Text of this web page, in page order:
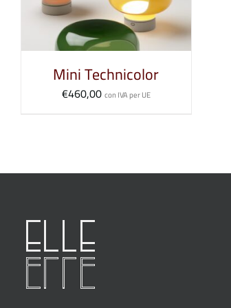
Mini Technicolor
€460,00 con IVA per UE